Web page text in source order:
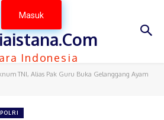
Masuk
Indonesia
TNI, Alias Pak Guru Buka Gelanggang Ayam